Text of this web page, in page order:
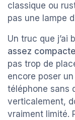
classique ou
pas une lampe
Un truc que j’ai
assez compacte
pas trop de
encore poser
téléphone sans
verticalement,
vraiment limité.